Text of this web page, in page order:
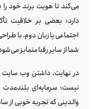
می‌کند تا هویت برند خود
دارد؛ بعضی بر خلاقیت
اجتماعی یا زبان دوم. با
شما از سایر رقبا متمایز
در نهایت، داشتن وب‌ سایت
نیست؛ سرمایه‌ای
والدینی که تجربه خوبی از